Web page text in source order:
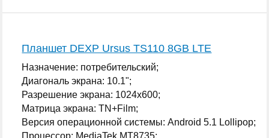
Планшет DEXP Ursus TS110 8GB LTE
Назначение: потребительский;
Диагональ экрана: 10.1";
Разрешение экрана: 1024x600;
Матрица экрана: TN+Film;
Версия операционной системы: Android 5.1 Lollipop;